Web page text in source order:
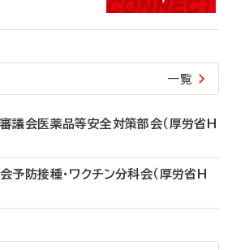
一覧
議会医薬品等安全対策部会（厚労省H
防接種・ワクチン分科会（厚労省H